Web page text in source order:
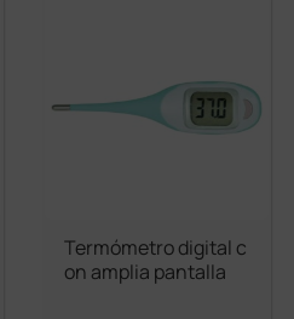
Termómetro digital c
on amplia pantalla